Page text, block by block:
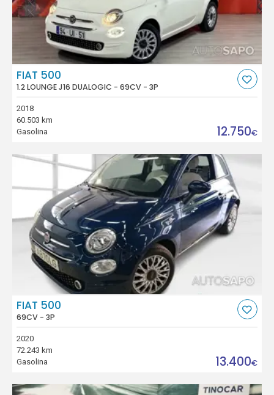
FIAT 500
1.2 LOUNGE J16 DUALOGIC - 69CV - 3P
2018
60.503 km
Gasolina
12.750€
FIAT 500
69CV - 3P
2020
72.243 km
Gasolina
13.400€